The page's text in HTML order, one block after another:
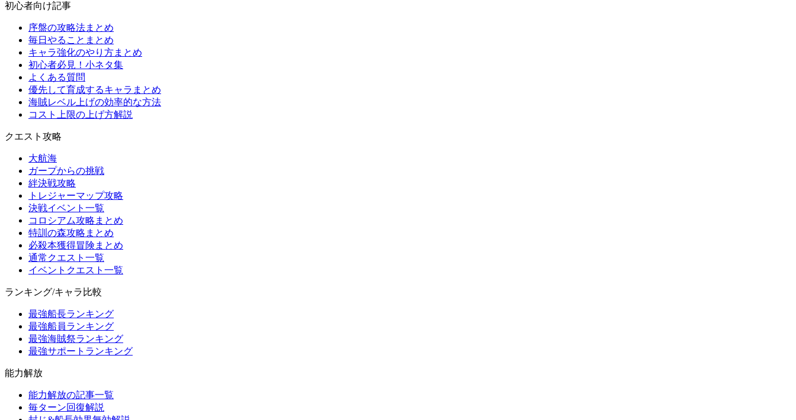
初心者向け記事
序盤の攻略法まとめ
毎日やることまとめ
キャラ強化のやり方まとめ
初心者必見！小ネタ集
よくある質問
優先して育成するキャラまとめ
海賊レベル上げの効率的な方法
コスト上限の上げ方解説
クエスト攻略
大航海
ガープからの挑戦
絆決戦攻略
トレジャーマップ攻略
決戦イベント一覧
コロシアム攻略まとめ
特訓の森攻略まとめ
必殺本獲得冒険まとめ
通常クエスト一覧
イベントクエスト一覧
ランキング/キャラ比較
最強船長ランキング
最強船員ランキング
最強海賊祭ランキング
最強サポートランキング
能力解放
能力解放の記事一覧
毎ターン回復解説